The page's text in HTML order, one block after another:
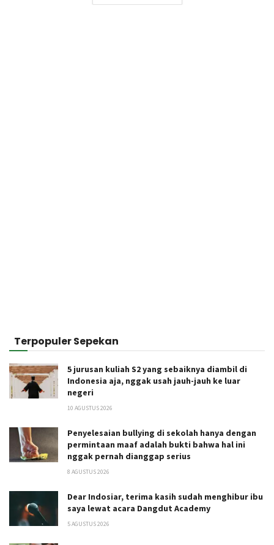
Terpopuler Sepekan
5 jurusan kuliah S2 yang sebaiknya diambil di
Indonesia aja, nggak usah jauh-jauh ke luar
negeri
10 AGUSTUS 2026
Penyelesaian bullying di sekolah hanya dengan
permintaan maaf adalah bukti bahwa hal ini
nggak pernah dianggap serius
8 AGUSTUS 2026
Dear Indosiar, terima kasih sudah menghibur ibu
saya lewat acara Dangdut Academy
5 AGUSTUS 2026